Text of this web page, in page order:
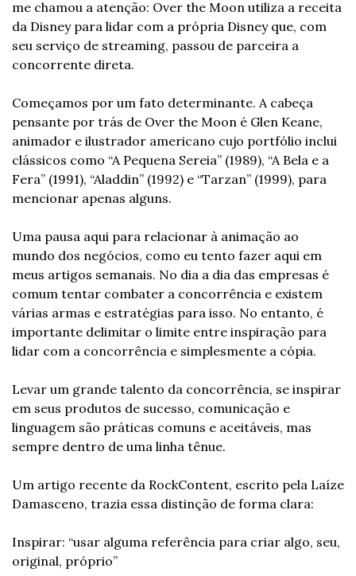
me chamou a atenção: Over the Moon utiliza a receita
da Disney para lidar com a própria Disney que, com
seu serviço de streaming, passou de parceira a
concorrente direta.
Começamos por um fato determinante. A cabeça
pensante por trás de Over the Moon é Glen Keane,
animador e ilustrador americano cujo portfólio inclui
clássicos como “A Pequena Sereia” (1989), “A Bela e a
Fera” (1991), “Aladdin” (1992) e “Tarzan” (1999), para
mencionar apenas alguns.
Uma pausa aqui para relacionar à animação ao
mundo dos negócios, como eu tento fazer aqui em
meus artigos semanais. No dia a dia das empresas é
comum tentar combater a concorrência e existem
várias armas e estratégias para isso. No entanto, é
importante delimitar o limite entre inspiração para
lidar com a concorrência e simplesmente a cópia.
Levar um grande talento da concorrência, se inspirar
em seus produtos de sucesso, comunicação e
linguagem são práticas comuns e aceitáveis, mas
sempre dentro de uma linha tênue.
Um artigo recente da RockContent, escrito pela Laíze
Damasceno, trazia essa distinção de forma clara:
Inspirar: “usar alguma referência para criar algo, seu,
original, próprio”